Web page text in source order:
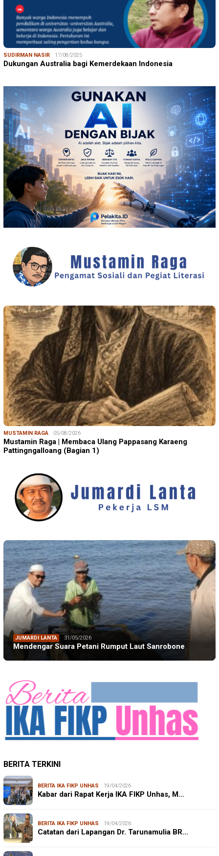
SUDIRMAN NASIR 17/08/2025
Dukungan Australia bagi Kemerdekaan Indonesia
MUSTAMIN RAGA 05/08/2026
Mustamin Raga | Membaca Ulang Pappasang Karaeng
Pattingngalloang (Bagian 1)
JUMARDI LANTA 31/05/2026
Mendengar Suara Petani Rumput Laut Sanrobone
BERITA TERKINI
BERITA IKA FIKP UNHAS 19/04/2026
Kabar dari Rapat Kerja IKA FIKP Unhas, M…
BERITA IKA FIKP UNHAS 19/04/2026
Catatan dari Lapangan Dr. Tarunamulia BR…